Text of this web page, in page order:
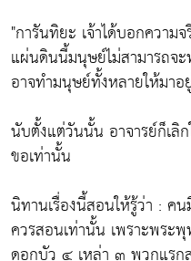
"การันทิยะ เจ้าได้บอกความ
แผ่นดินนี้มนุษย์ไม่สามารถจะ
อาจทำมนุษย์ทั้งหลายให้มาอ
นับตั้งแต่วันนั้น อาจารย์ก็เลิ
ขอเท่านั้น
นิทานเรื่องนี้สอนให้รู้ว่า : ค
ควรสอนเท่านั้น เพราะพระ